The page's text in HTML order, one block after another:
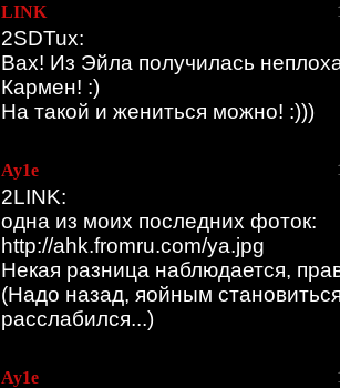
LINK
2SDTux:
Вах! Из Эйла получилась
Кармен! :)
На такой и жениться можно! :)))
Ау1е
2LINK:
одна из моих последних фоток:
http://ahk.fromru.com/ya.jpg
Некая разница наблюдается,
(Надо назад, яойным
расслабился...)
Ау1е